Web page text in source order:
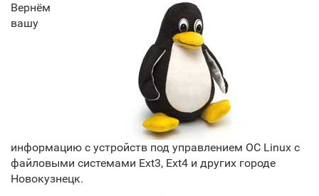
Вернём
вашу
информацию с устройств под управлением ОС Linux с
файловыми системами Ext3, Ext4 и других городе
Новокузнецк.